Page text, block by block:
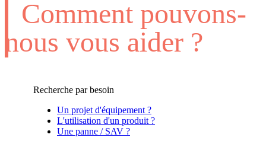
Comment pouvons-
nous vous aider ?
Recherche par besoin
Un projet d'équipement ?
L'utilisation d'un produit ?
Une panne / SAV ?